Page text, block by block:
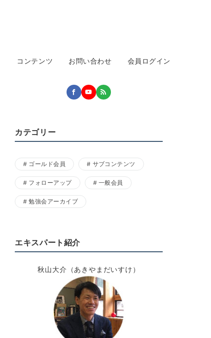
コンテンツ お問い合わせ 会員ログイン
カテゴリー
ゴールド会員 サブコンテンツ
フォローアップ 一般会員
勉強会アーカイブ
エキスパート紹介
秋山大介（あきやまだいすけ）